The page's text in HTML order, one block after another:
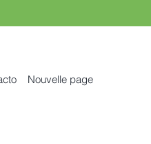
Nouvelle page